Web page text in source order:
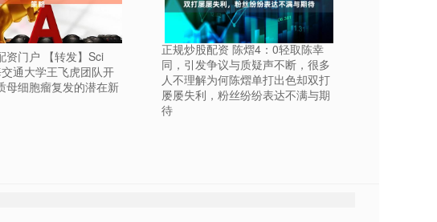
资门户 【转发】Sci
通大学王飞虎团队开
母细胞瘤复发的潜在新
正规炒股配资 陈熠4：0轻取陈幸
同，引发争议与质疑声不断，很多
人不理解为何陈熠单打出色却双打
屡屡失利，粉丝纷纷表达不满与期
待